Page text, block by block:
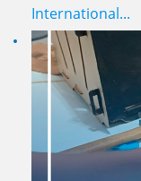
International...